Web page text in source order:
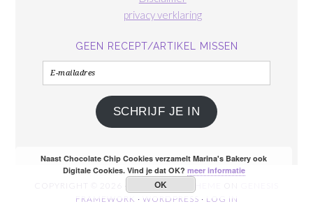
privacy verklaring
GEEN RECEPT/ARTIKEL MISSEN
E-
mailadres
SCHRIJF JE IN
COPYRIGHT © 2026 · FOODIE PRO THEME
FRAMEWORK · WORDPRESS · LOG IN
Naast Chocolate Chip Cookies verzamelt Marina's Bakery ook
Digitale Cookies. Vind je dat OK? meer informatie
OK